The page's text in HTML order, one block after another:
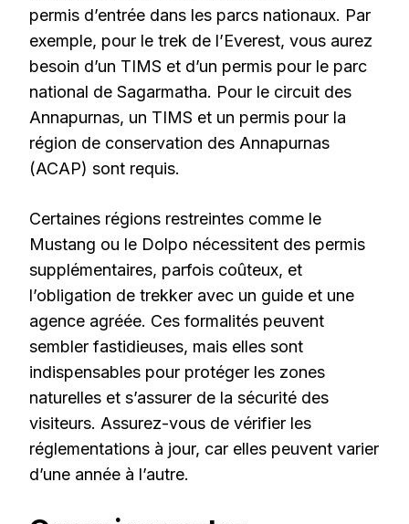
permis d’entrée dans les parcs nationaux. Par
exemple, pour le trek de l’Everest, vous aurez
besoin d’un TIMS et d’un permis pour le parc
national de Sagarmatha. Pour le circuit des
Annapurnas, un TIMS et un permis pour la
région de conservation des Annapurnas
(ACAP) sont requis.
Certaines régions restreintes comme le
Mustang ou le Dolpo nécessitent des permis
supplémentaires, parfois coûteux, et
l’obligation de trekker avec un guide et une
agence agréée. Ces formalités peuvent
sembler fastidieuses, mais elles sont
indispensables pour protéger les zones
naturelles et s’assurer de la sécurité des
visiteurs. Assurez-vous de vérifier les
réglementations à jour, car elles peuvent varier
d’une année à l’autre.